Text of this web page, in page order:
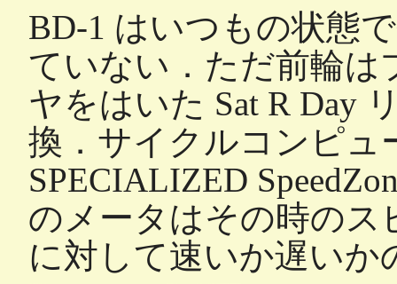
BD-1 はいつもの状態
ていない．ただ前輪
ヤをはいた Sat R Day
換．サイクルコンピュ
SPECIALIZED
のメータはその時のス
に対して速いか遅いか